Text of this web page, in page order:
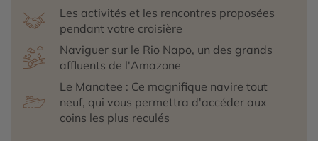
Les activités et les rencontres proposées
pendant votre croisière
Naviguer sur le Rio Napo, un des grands
affluents de l'Amazone
Le Manatee : Ce magnifique navire tout
neuf, qui vous permettra d'accéder aux
coins les plus reculés